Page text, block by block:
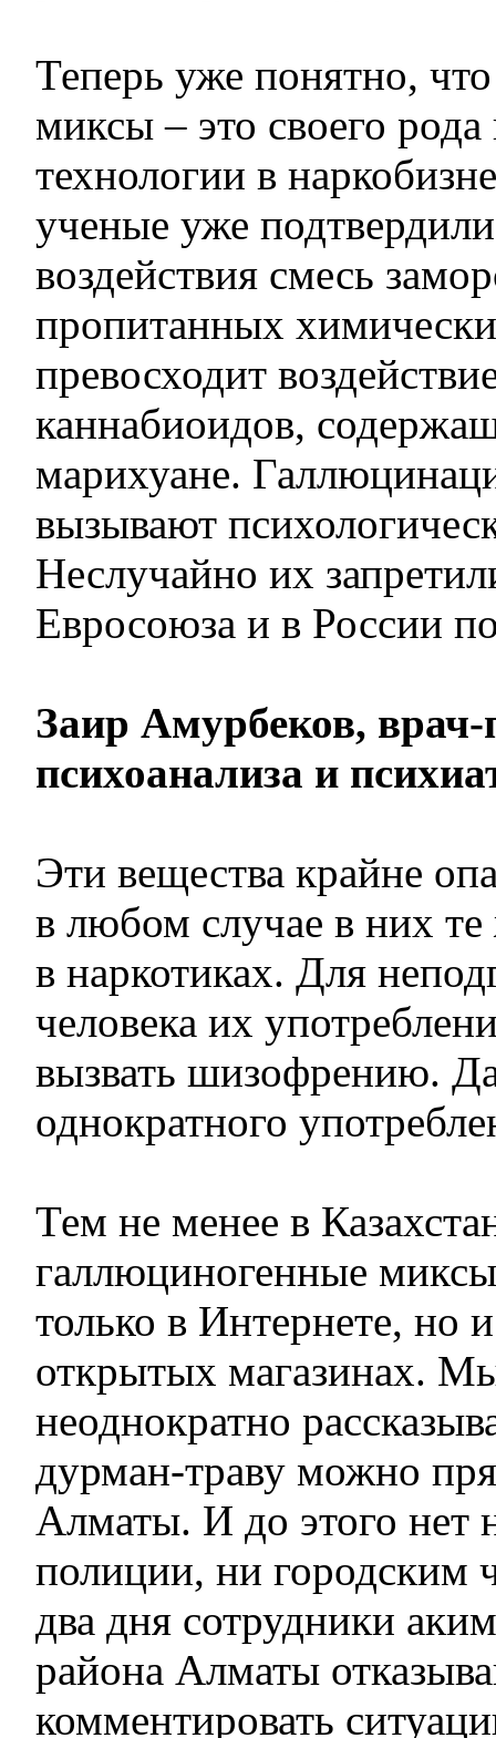
Теперь уже понятно,
миксы – это своего
технологии в
ученые уже
воздействия смесь
пропитанных
превосходит
каннабиоидов,
марихуане.
вызывают
Неслучайно их
Евросоюза и в России
Заир Амурбеков,
психоанализа и
Эти вещества крайне
в любом случае в них
в наркотиках. Для
человека их
вызвать шизофрению.
однократного
Тем не менее в
галлюциногенные
только в Интернете, но
открытых магазинах.
неоднократно
дурман-траву можно
Алматы. И до этого нет
полиции, ни городским
два дня сотрудники
района Алматы
комментировать